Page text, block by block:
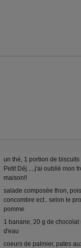
un thé, 1 portion de
Petit Déj.....j'ai oublié mon
maison!!
salade composée thon,
concombre ect.. selon le
pomme
1 banane, 20 g de chocolat
d'eau
coeurs de palmier, pates